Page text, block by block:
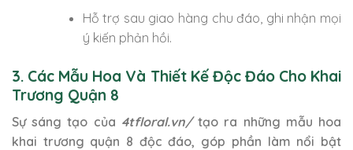
Hỗ trợ sau giao hàng chu đáo, ghi nhận mọi
ý kiến phản hồi.
3. Các Mẫu Hoa Và Thiết Kế Độc Đáo Cho Khai
Trương Quận 8
Sự sáng tạo của 4tfloral.vn/tạo ra những mẫu hoa
khai trương quận 8 độc đáo, góp phần làm nổi bật